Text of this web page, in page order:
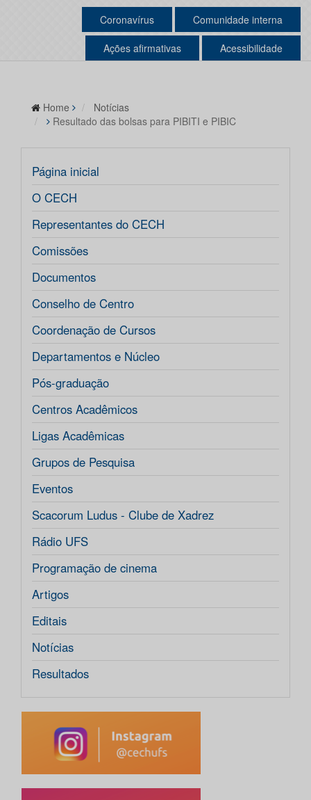
Coronavírus Comunidade interna
Ações afirmativas Acessibilidade
Home
Notícias
Resultado das bolsas para PIBITI e PIBIC
Página inicial
O CECH
Representantes do CECH
Comissões
Documentos
Conselho de Centro
Coordenação de Cursos
Departamentos e Núcleo
Pós-graduação
Centros Acadêmicos
Ligas Acadêmicas
Grupos de Pesquisa
Eventos
Scacorum Ludus - Clube de Xadrez
Rádio UFS
Programação de cinema
Artigos
Editais
Notícias
Resultados